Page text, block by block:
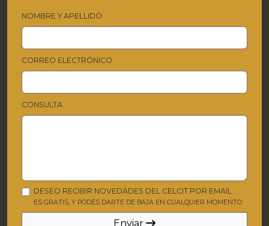
NOMBRE Y APELLIDO
CORREO ELECTRÓNICO
CONSULTA
DESEO RECIBIR NOVEDADES DEL CELCIT POR EMAIL
ES GRATIS, Y PODÉS DARTE DE BAJA EN CUALQUIER MOMENTO
Enviar